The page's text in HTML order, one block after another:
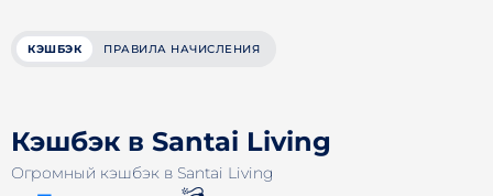
КЭШБЭК ПРАВИЛА НАЧИСЛЕНИЯ
Кэшбэк в Santai Living
Огромный кэшбэк в Santai Living